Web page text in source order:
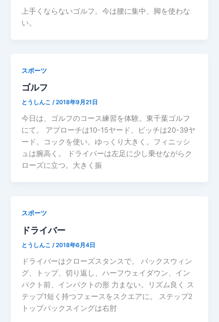
上手くならないゴルフ。今は腰に集中、脚を使わな
い。
スポーツ
ゴルフ
とうしんこ/2018年9月21日
今日は、ゴルフのコース練習を体験。東千葉ゴルフ
にて。 アプローチは10-15ヤード、ピッチは20-39ヤ
ード。コックを使い。ゆっくり大きく。フィニッシ
ュは腕高く。 ドライバーは左足に少し乗せながらク
ローズに立つ。大きく振
スポーツ
ドライバー
とうしんこ /2018年6月4日
ドライバーはクローズスタンスで。 バックスウィン
グ、トップ、切り返し、ハーフウェイダウン、イン
パクト前、インパクトの形 力まない。リズム良く ス
テップ1短く持つフェースをスクエアに。 ステップ2
トップバックスイングは右肘